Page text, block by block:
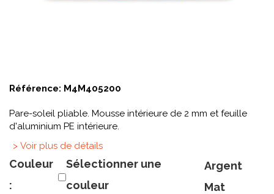
Référence: M4M405200
Pare-soleil pliable. Mousse intérieure de 2 mm et feuille
d'aluminium PE intérieure.
> Voir plus de détails
Couleur
:
Sélectionner une
couleur
Argent
Mat